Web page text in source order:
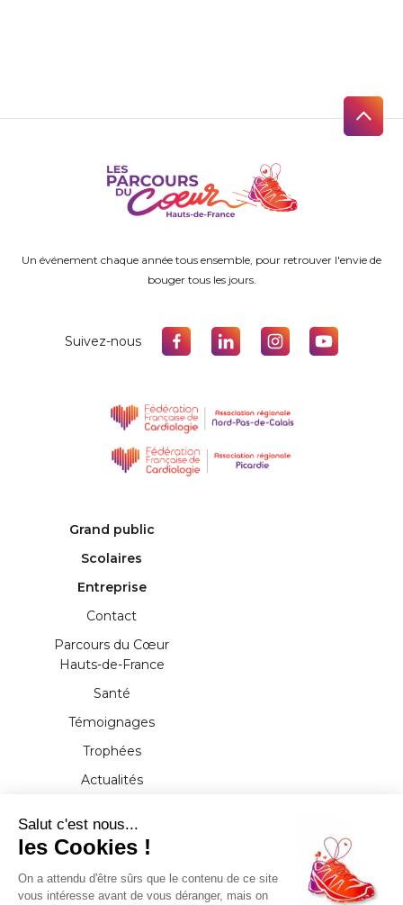
Un événement chaque année tous ensemble, pour retrouver l'envie de
bouger tous les jours.
Suivez-nous
Grand public
Scolaires
Entreprise
Contact
Parcours du Cœur
Hauts-de-France
Santé
Témoignages
Trophées
Actualités
Documents
Salut c'est nous...
les Cookies !
On a attendu d'être sûrs que le contenu de ce site
vous intéresse avant de vous déranger, mais on